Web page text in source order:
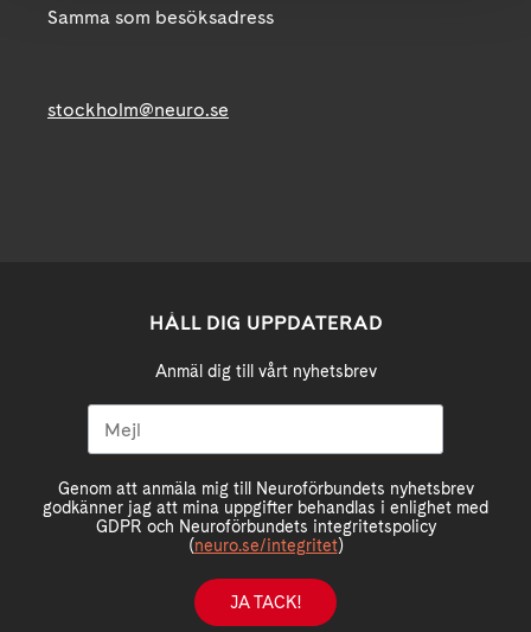
Samma som besöksadress
stockholm@neuro.se
HÅLL DIG UPPDATERAD
Anmäl dig till vårt nyhetsbrev
Genom att anmäla mig till Neuroförbundets nyhetsbrev
godkänner jag att mina uppgifter behandlas i enlighet med
GDPR och Neuroförbundets integritetspolicy
(neuro.se/integritet)
JA TACK!